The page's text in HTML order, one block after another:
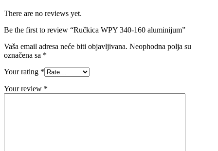
There are no reviews yet.
Be the first to review “Ručkica WPY 340-160 aluminijum”
Vaša email adresa neće biti objavljivana. Neophodna polja su
označena sa *
Your rating *
Your review *